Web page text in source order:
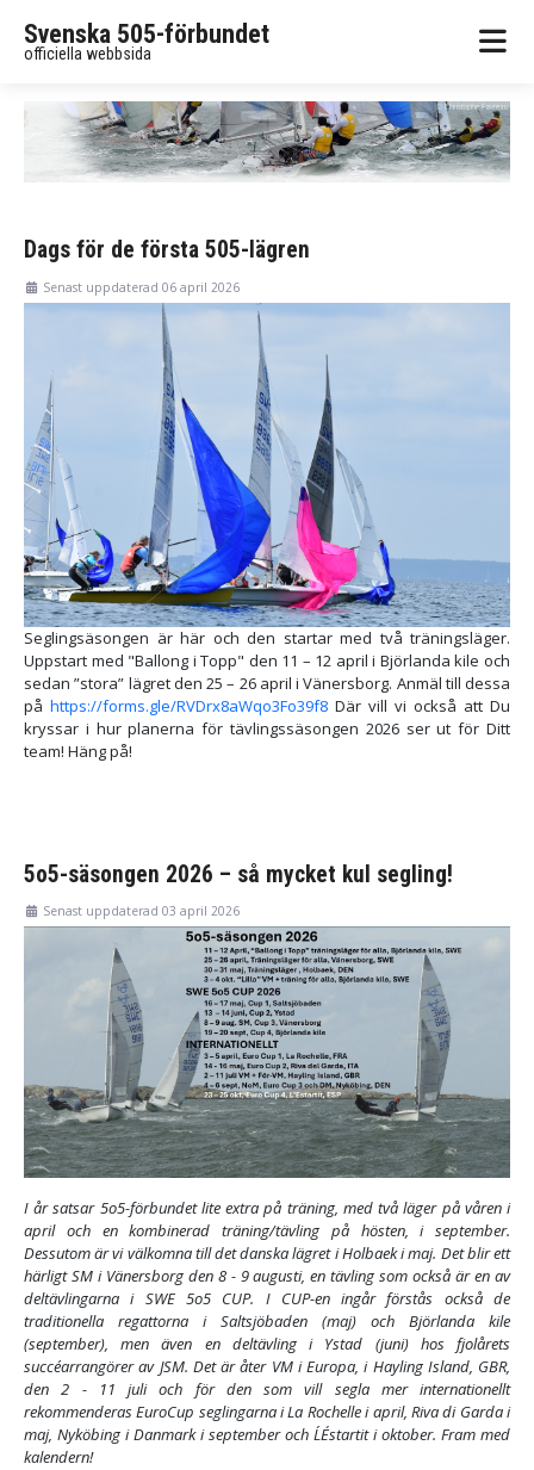
Svenska 505-förbundet
officiella webbsida
Dags för de första 505-lägren
Senast uppdaterad 06 april 2026
Seglingsäsongen är här och den startar med två träningsläger.
Uppstart med "Ballong i Topp" den 11 – 12 april i Björlanda kile och
sedan ”stora” lägret den 25 – 26 april i Vänersborg. Anmäl till dessa
på https://forms.gle/RVDrx8aWqo3Fo39f8 Där vill vi också att Du
kryssar i hur planerna för tävlingssäsongen 2026 ser ut för Ditt
team! Häng på!
5o5-säsongen 2026 – så mycket kul segling!
Senast uppdaterad 03 april 2026
I år satsar 5o5-förbundet lite extra på träning, med två läger på våren i
april och en kombinerad träning/tävling på hösten, i september.
Dessutom är vi välkomna till det danska lägret i Holbaek i maj. Det blir ett
härligt SM i Vänersborg den 8 - 9 augusti, en tävling som också är en av
deltävlingarna i SWE 5o5 CUP. I CUP-en ingår förstås också de
traditionella regattorna i Saltsjöbaden (maj) och Björlanda kile
(september), men även en deltävling i Ystad (juni) hos fjolårets
succéarrangörer av JSM. Det är åter VM i Europa, i Hayling Island, GBR,
den 2 - 11 juli och för den som vill segla mer internationellt
rekommenderas EuroCup seglingarna i La Rochelle i april, Riva di Garda i
maj, Nyköbing i Danmark i september och L´Éstartit i oktober. Fram med
kalendern!